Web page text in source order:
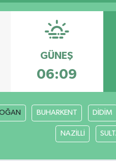
GÜNEŞ
06:09
BUHARKENT DİDİM
NAZİLLİ